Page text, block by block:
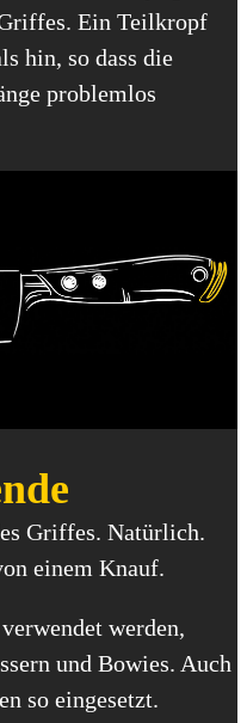
Ein Teilkropf
hin, so dass die
problemlos
Griffes. Natürlich.
einem Knauf.
werden,
und Bowies. Auch
so eingesetzt.